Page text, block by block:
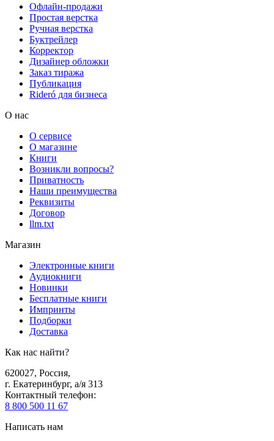
Офлайн-продажи
Простая верстка
Ручная верстка
Буктрейлер
Корректор
Дизайнер обложки
Заказ тиража
Публикация
Rideró для бизнеса
О нас
О сервисе
О магазине
Книги
Возникли вопросы?
Приватность
Наши преимущества
Реквизиты
Договор
llm.txt
Магазин
Электронные книги
Аудиокниги
Новинки
Бесплатные книги
Импринты
Подборки
Доставка
Как нас найти?
620027, Россия,
г. Екатеринбург, а/я 313
Контактный телефон:
8 800 500 11 67
Написать нам